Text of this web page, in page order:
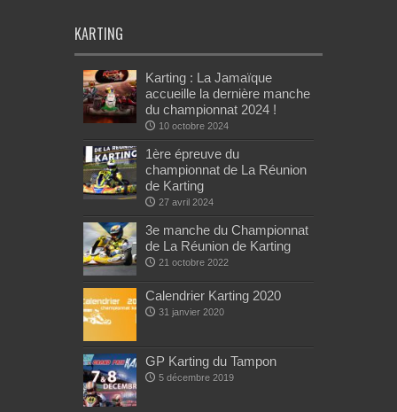
KARTING
Karting : La Jamaïque
accueille la dernière manche
du championnat 2024 !
10 octobre 2024
1ère épreuve du
championnat de La Réunion
de Karting
27 avril 2024
3e manche du Championnat
de La Réunion de Karting
21 octobre 2022
Calendrier Karting 2020
31 janvier 2020
GP Karting du Tampon
5 décembre 2019